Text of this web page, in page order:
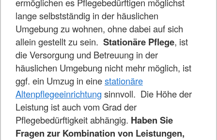
lange selbstständig in der häuslichen
Umgebung zu wohnen, ohne dabei auf sich
allein gestellt zu sein. Stationäre Pflege, ist
die Versorgung und Betreuung in der
häuslichen Umgebung nicht mehr möglich, ist
ggf. ein Umzug in einestationäre
Altenpflegeeinrichtung sinnvoll. Die Höhe der
Leistung ist auch vom Grad der
Pflegebedürftigkeit abhängig. Haben Sie
Fragen zur Kombination von Leistungen,